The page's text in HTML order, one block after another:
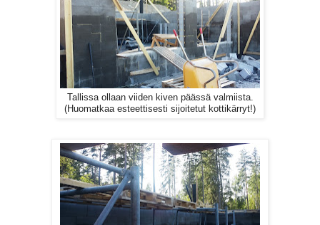
Tallissa ollaan viiden kiven päässä valmiista.
(Huomatkaa esteettisesti sijoitetut kottikärryt!)